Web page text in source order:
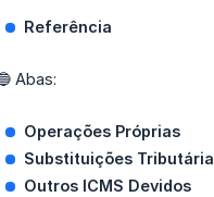
Referência
Abas:
Operações Próprias
Substituições
Outros ICMS Devidos